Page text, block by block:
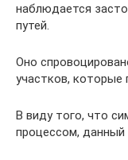
наблюдается
путей.
Оно
участков, которые
В виду того, что
процессом, данный